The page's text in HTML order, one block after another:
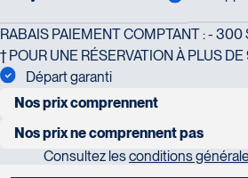
RABAIS PAIEMENT COMPTANT : - 300
† POUR UNE RÉSERVATION À PLUS
Départ garanti
Nos prix comprennent
5 nuits à Mahé à l’hôtel Carana Beach
5 nuits à Denis Island à l’hôtel Denis
Nos prix ne comprennent pas
vols internationaux
Consultez lesconditions
Voyages Action
230 Boulevard Sir-Wilfrid-Laurier
Beloeil
Tél :450-464-0363 / 1-800-331-0363
Voyages CAA Place de la Cité
2600 Boulevard Laurier #133, Place de
Cité
Québec